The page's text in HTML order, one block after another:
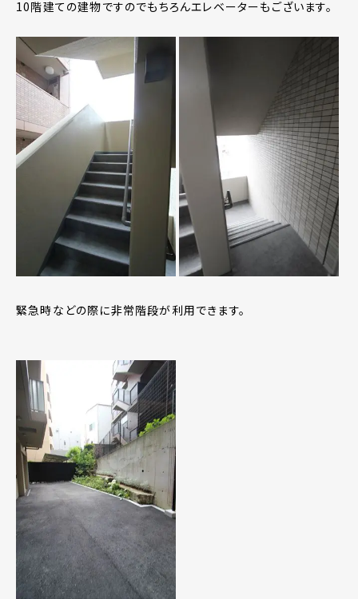
10階建ての建物ですのでもちろんエレベーターもございます。
緊急時などの際に非常階段が利用できます。